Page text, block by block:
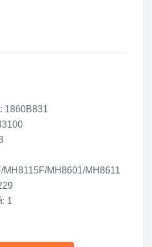
1860B831
MH8601/MH8611
1